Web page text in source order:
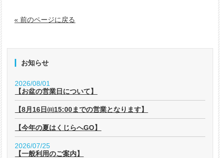
« 前のページに戻る
お知らせ
2026/08/01
【お盆の営業日について】
【8月16日㈰15:00までの営業となります】
【今年の夏はくじらへGO】
2026/07/25
【一般利用のご案内】